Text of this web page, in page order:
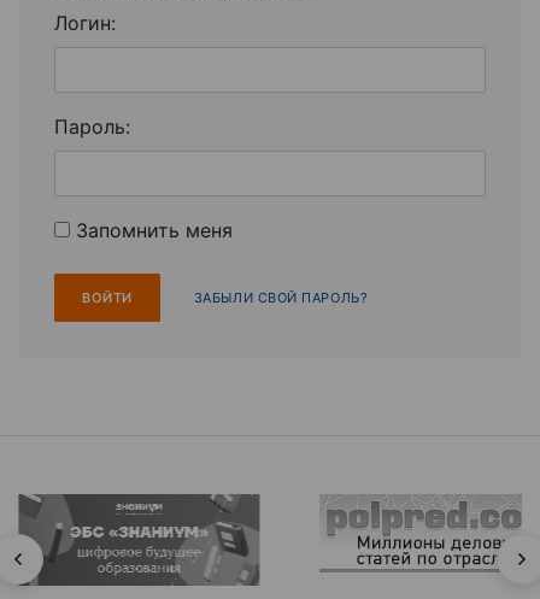
Логин:
Пароль:
Запомнить меня
ЗАБЫЛИ СВОЙ ПАРОЛЬ?